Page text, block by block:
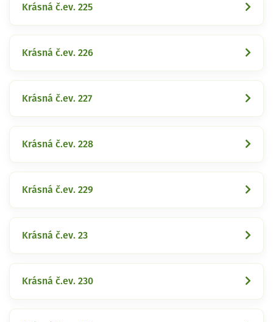
Krásná č.ev. 225
Krásná č.ev. 226
Krásná č.ev. 227
Krásná č.ev. 228
Krásná č.ev. 229
Krásná č.ev. 23
Krásná č.ev. 230